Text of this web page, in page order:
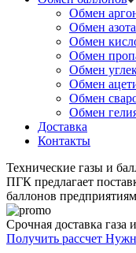
Обмен
Обмен азота
Обмен
Обмен
Обмен
Обмен
Обмен
Обмен
Доставка
Контакты
Технические газы и
ПГК предлагает
баллонов
Срочная доставка газа
Получить рассчет